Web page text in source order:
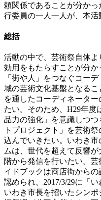
頼関係であることが分か
行委員の一人一人が、本活
総括
活動の中で、芸術祭自体
効用をもたらすことが分
「街や人」をつなぐコー
域の芸術文化基盤となる
を通したコーディネータ
たい。そのため、H29年度
品力の強化」を意識しつ
トプロジェクト」を芸術
込んでいきたい。いわき
ムは、世代を超えて反響
階から発信を行いたい。
イドブックは商店街から
認められ、2017/3/29に「
いわき市長を招いたシン